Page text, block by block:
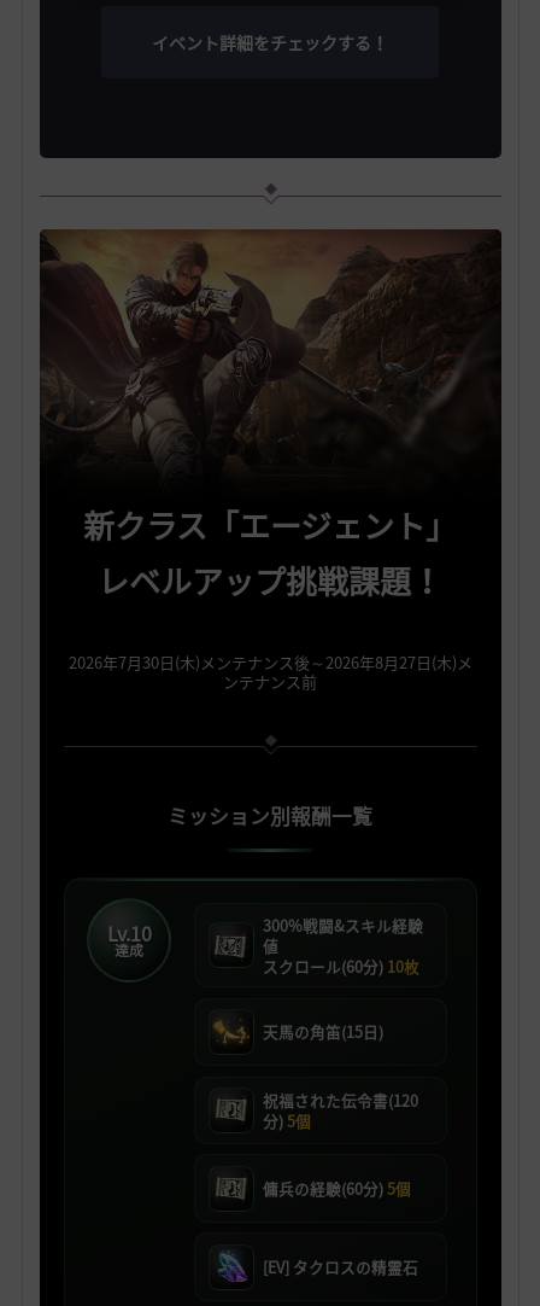
イベント詳細をチェックする！
新クラス「エージェント」
レベルアップ挑戦課題！
2026年7月30日(木)メンテナンス後～2026年8月27日(木)メ
ンテナンス前
ミッション別報酬一覧
Lv.10
達成
300%戦闘&スキル経験
値
スクロール(60分)10枚
天馬の角笛(15日)
祝福された伝令書(120
分)5個
傭兵の経験(60分)5個
[EV] タクロスの精霊石